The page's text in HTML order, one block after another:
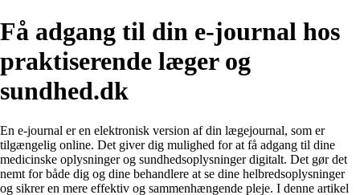
Få adgang til din e-journal hos
praktiserende læger og
sundhed.dk
En e-journal er en elektronisk version af din lægejournal, som er
tilgængelig online. Det giver dig mulighed for at få adgang til dine
medicinske oplysninger og sundhedsoplysninger digitalt. Det gør det
nemt for både dig og dine behandlere at se dine helbredsoplysninger
og sikrer en mere effektiv og sammenhængende pleje. I denne artikel